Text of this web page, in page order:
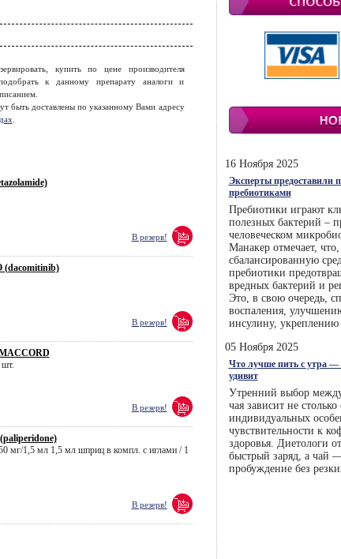
купить по цене производителя
к данному препарату аналоги и
быть доставлены по указанному Вами адресу
В резерв!
В резерв!
В резерв!
мг/1,5 мл 1,5 мл шприц в компл. с иглами / 1
В резерв!
16 Ноября 2025
Эксперты предоставили
пребиотиками
Пребиотики играют
полезных бактерий –
человеческом
Манакер отмечает, что,
сбалансированную
пребиотики
вредных бактерий и
Это, в свою очередь,
воспаления,
инсулину,
05 Ноября 2025
Что лучше пить с утра —
удивит
Утренний выбор
чая зависит не
индивидуальных
чувствительности к
здоровья. Диетологи
быстрый заряд, а чай
пробуждение без